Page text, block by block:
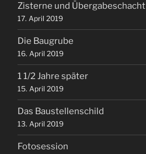
Zisterne und Übergabeschacht
17. April 2019
Die Baugrube
16. April 2019
1 1/2 Jahre später
15. April 2019
Das Baustellenschild
13. April 2019
Fotosession